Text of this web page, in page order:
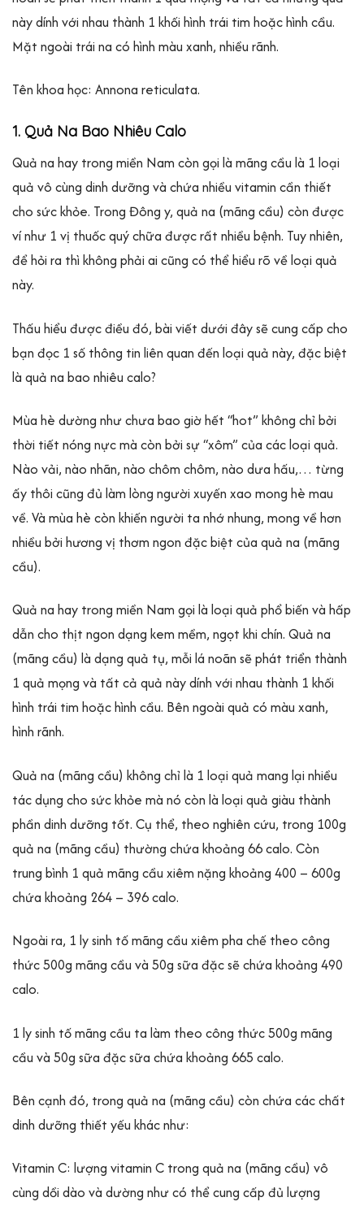
này dính với nhau thành 1 khối hình trái tim hoặc hình cầu.
Mặt ngoài trái na có hình màu xanh, nhiều rãnh.
Tên khoa học: Annona reticulata.
1. Quả Na Bao Nhiêu Calo
Quả na hay trong miền Nam còn gọi là mãng cầu là 1 loại
quả vô cùng dinh dưỡng và chứa nhiều vitamin cần thiết
cho sức khỏe. Trong Đông y, quả na (mãng cầu) còn được
ví như 1 vị thuốc quý chữa được rất nhiều bệnh. Tuy nhiên,
để hỏi ra thì không phải ai cũng có thể hiểu rõ về loại quả
này.
Thấu hiểu được điều đó, bài viết dưới đây sẽ cung cấp cho
bạn đọc 1 số thông tin liên quan đến loại quả này, đặc biệt
là quả na bao nhiêu calo?
Mùa hè dường như chưa bao giờ hết “hot” không chỉ bởi
thời tiết nóng nực mà còn bởi sự “xôm” của các loại quả.
Nào vải, nào nhãn, nào chôm chôm, nào dưa hấu,… từng
ấy thôi cũng đủ làm lòng người xuyến xao mong hè mau
về. Và mùa hè còn khiến người ta nhớ nhung, mong về hơn
nhiều bởi hương vị thơm ngon đặc biệt của quả na (mãng
cầu).
Quả na hay trong miền Nam gọi là loại quả phổ biến và hấp
dẫn cho thịt ngon dạng kem mềm, ngọt khi chín. Quả na
(mãng cầu) là dạng quả tụ, mỗi lá noãn sẽ phát triển thành
1 quả mọng và tất cả quả này dính với nhau thành 1 khối
hình trái tim hoặc hình cầu. Bên ngoài quả có màu xanh,
hình rãnh.
Quả na (mãng cầu) không chỉ là 1 loại quả mang lại nhiều
tác dụng cho sức khỏe mà nó còn là loại quả giàu thành
phần dinh dưỡng tốt. Cụ thể, theo nghiên cứu, trong 100g
quả na (mãng cầu) thường chứa khoảng 66 calo. Còn
trung bình 1 quả mãng cầu xiêm nặng khoảng 400 – 600g
chứa khoảng 264 – 396 calo.
Ngoài ra, 1 ly sinh tố mãng cầu xiêm pha chế theo công
thức 500g mãng cầu và 50g sữa đặc sẽ chứa khoảng 490
calo.
1 ly sinh tố mãng cầu ta làm theo công thức 500g mãng
cầu và 50g sữa đặc sữa chứa khoảng 665 calo.
Bên cạnh đó, trong quả na (mãng cầu) còn chứa các chất
dinh dưỡng thiết yếu khác như:
Vitamin C: lượng vitamin C trong quả na (mãng cầu) vô
cùng dồi dào và dường như có thể cung cấp đủ lượng